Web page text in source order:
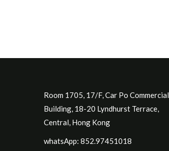
Room 1705, 17/F, Car Po Commercial
Building, 18-20 Lyndhurst Terrace,
Central, Hong Kong
whatsApp: 852.97451018